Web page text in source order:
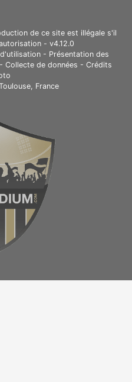
de ce site est illégale s'il
- v4.12.0
- Présentation des
- Collecte de données - Crédits
France